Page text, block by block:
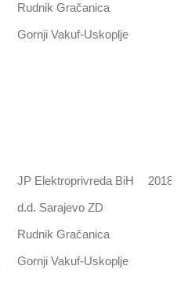
Rudnik Gračanica
Gornji Vakuf-Uskoplje
JP Elektroprivreda BiH
d.d. Sarajevo ZD
Rudnik Gračanica
Gornji Vakuf-Uskoplje
2018